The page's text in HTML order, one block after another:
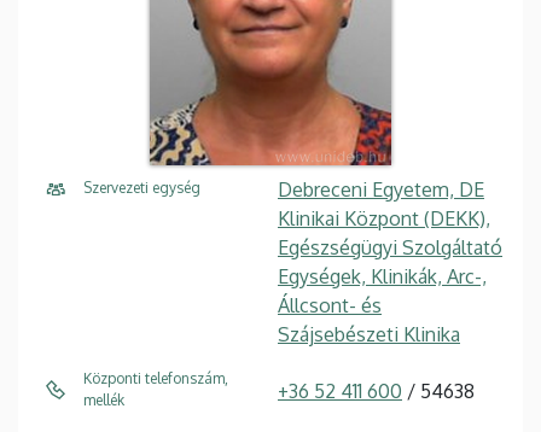
Szervezeti egység
Debreceni Egyetem, DE
Klinikai Központ (DEKK),
Egészségügyi Szolgáltató
Egységek, Klinikák, Arc-,
Állcsont- és
Szájsebészeti Klinika
Központi telefonszám,
mellék
+36 52 411 600 / 54638